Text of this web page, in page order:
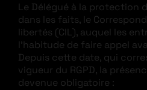
Le Délégué à la protection
dans les faits, le
libertés (CIL), auquel les
l’habitude de faire appel
Depuis cette date, qui
vigueur du RGPD, la
devenue obligatoire :